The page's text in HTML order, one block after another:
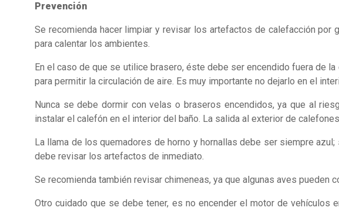
Prevención
Se recomienda hacer limpiar y revisar los artefactos de calefacción
para calentar los ambientes.
En el caso de que se utilice brasero, éste debe ser encendido fuera de
para permitir la circulación de aire. Es muy importante no dejarlo en el
Nunca se debe dormir con velas o braseros encendidos, ya que al
instalar el calefón en el interior del baño. La salida al exterior de
La llama de los quemadores de horno y hornallas debe ser siempre
debe revisar los artefactos de inmediato.
Se recomienda también revisar chimeneas, ya que algunas aves
Otro cuidado que se debe tener, es no encender el motor de vehículos